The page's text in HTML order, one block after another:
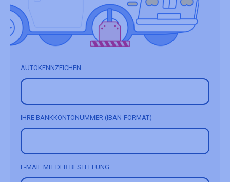
AUTOKENNZEICHEN
IHRE BANKKONTONUMMER (IBAN-FORMAT)
E-MAIL MIT DER BESTELLUNG